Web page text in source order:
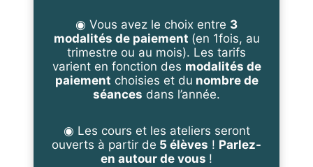
s
◉ Vous avez le choix entre 3
modalités de paiement (en 1fois, au
trimestre ou au mois). Les tarifs
varient en fonction des modalités de
paiement choisies et du nombre de
séances dans l’année.
◉ Les cours et les ateliers seront
ouverts à partir de 5 élèves ! Parlez-
en autour de vous !